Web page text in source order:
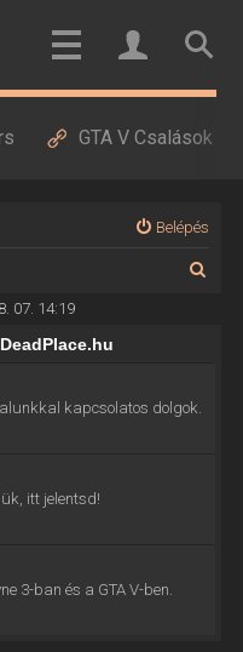
GTA V Csalások
Belépés
07. 14:19
kapcsolatos dolgok.
itt jelentsd!
3-ban és a GTA V-ben.